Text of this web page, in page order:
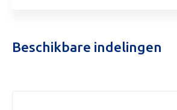
Beschikbare indelingen